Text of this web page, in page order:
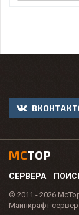
MCTOP
СЕРВЕРА
© 2011 - 2026
Майнкрафт